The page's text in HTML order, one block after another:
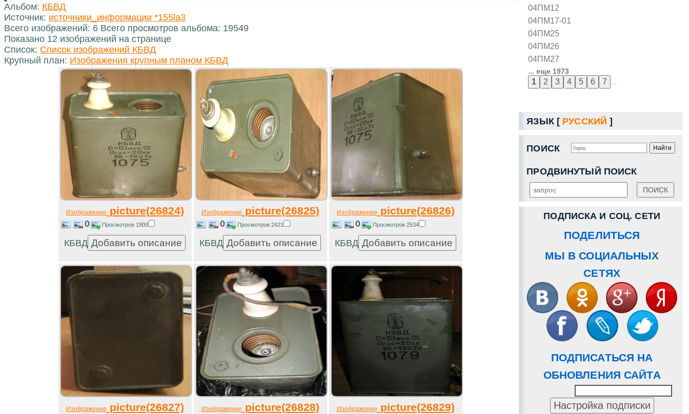
04ПМ12
04ПМ17-01
04ПМ25
04ПМ26
04ПМ27
... еще 1973
ЯЗЫК [ РУССКИЙ ]
ПОИСК
ПРОДВИНУТЫЙ ПОИСК
ПОДПИСКА И СОЦ. СЕТИ
ПОДЕЛИТЬСЯ
МЫ В СОЦИАЛЬНЫХ
СЕТЯХ
ПОДПИСАТЬСЯ НА
ОБНОВЛЕНИЯ САЙТА
Альбом: КБВД
Источник: источники_информации *155la3
Всего изображений: 6 Всего просмотров альбома: 19549
Показано 12 изображений на странице
Список: Список изображений КБВД
Крупный план: Изображения крупным планом КБВД
Изображение picture(26824)
0 Просмотров 1800
КБВД
Изображение picture(26825)
0 Просмотров 2421
КБВД
Изображение picture(26826)
0 Просмотров 2534
КБВД
Изображение picture(26827) Изображение picture(26828) Изображение picture(26829)